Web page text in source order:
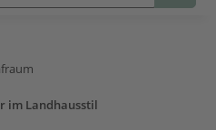
im Landhausstil